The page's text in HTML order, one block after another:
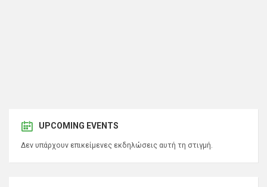
UPCOMING EVENTS
Δεν υπάρχουν επικείμενες εκδηλώσεις αυτή τη στιγμή.